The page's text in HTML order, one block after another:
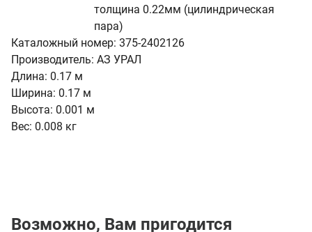
толщина 0.22мм (цилиндрическая
пара)
Каталожный номер: 375-2402126
Производитель: АЗ УРАЛ
Длина: 0.17 м
Ширина: 0.17 м
Высота: 0.001 м
Вес: 0.008 кг
Возможно, Вам пригодится